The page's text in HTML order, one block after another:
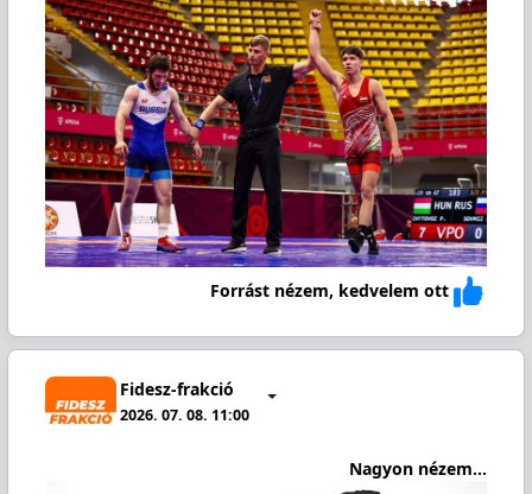
Forrást nézem, kedvelem ott
Fidesz-frakció
2026. 07. 08. 11:00
Nagyon nézem...